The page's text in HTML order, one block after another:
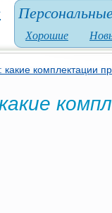
Хорошие
какие комплектации